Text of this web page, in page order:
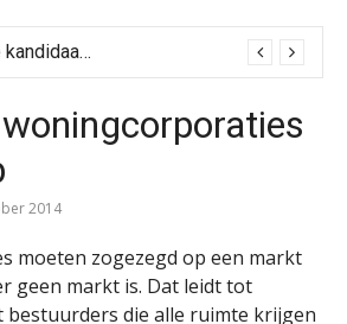
Progressieve kandidaat El-Sayed senaatskandidaat Michigan
2014
moeten zogezegd op een markt
geen markt is. Dat leidt tot
bestuurders die alle ruimte krijgen